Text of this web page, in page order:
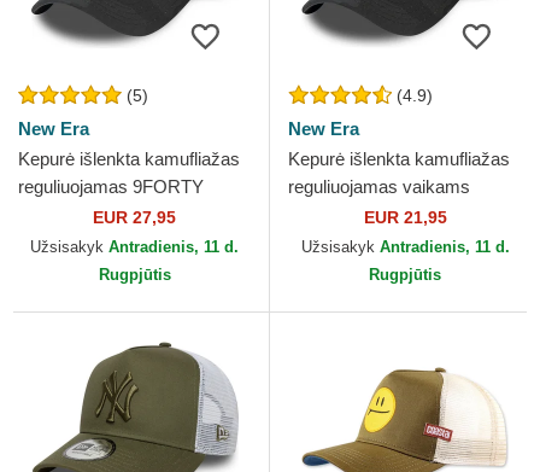
(5)
New Era
Kepurė išlenkta kamufliažas
reguliuojamas 9FORTY
League Essential New York
Yankees MLB New Era
EUR 27,95
Užsisakyk Antradienis, 11 d.
Rugpjūtis
(4.9)
New Era
Kepurė išlenkta kamufliažas
reguliuojamas vaikams
9FORTY League Essential
New York Yankees MLB...
EUR 21,95
Užsisakyk Antradienis, 11 d.
Rugpjūtis